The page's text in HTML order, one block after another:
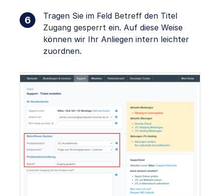
Tragen Sie im Feld Betreff den Titel
Zugang gesperrt ein. Auf diese Weise
können wir Ihr Anliegen intern leichter
zuordnen.